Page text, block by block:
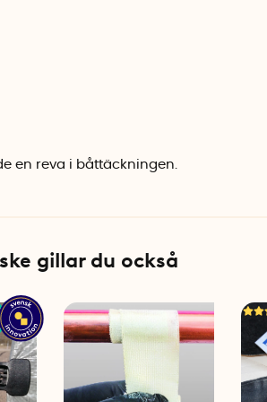
pack
Förstärker presenningen och
klister
Dubblar öljettens styrka.
klister
en reva i båttäckningen.
gillar du också